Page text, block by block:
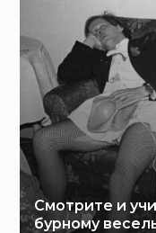
Смотрите и
бурному